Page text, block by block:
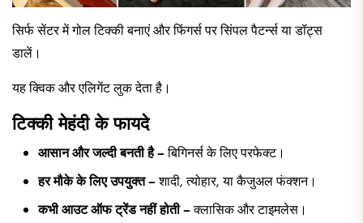
सिर्फ सेंटर में गोल टिक्की बनाएं और फिंगर्स पर सिंपल पैटर्न्स या डॉट्स
डालें।
यह क्विक और एलिगेंट लुक देता है।
टिक्की मेहंदी के फायदे
आसान और जल्दी बनती है –बिगिनर्स के लिए परफेक्ट।
हर मौके के लिए उपयुक्त –शादी, त्योहार, या कैजुअल फंक्शन।
कभी आउट ऑफ ट्रेंड नहीं होती –क्लासिक और टाइमलेस।